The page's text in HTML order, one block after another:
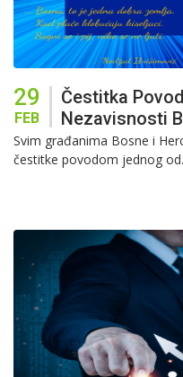
29
FEB
Čestitka
Nezavisnosti
Svim građanima Bosne i
čestitke povodom jednog